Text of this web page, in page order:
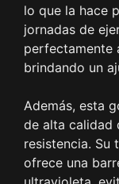
lo que la hace
jornadas de
perfectamente
brindando un
Además, esta
de alta calidad
resistencia. Su
ofrece una